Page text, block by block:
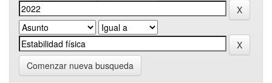
Comenzar nueva busqueda